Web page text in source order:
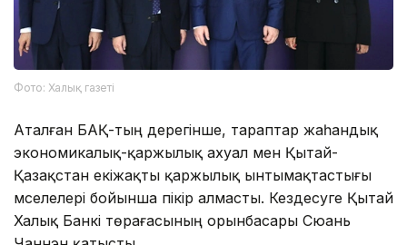
Фото: Халық газеті
Аталған БАҚ-тың дерегінше, тараптар жаһандық
экономикалық-қаржылық ахуал мен Қытай-
Қазақстан екіжақты қаржылық ынтымақтастығы
мәселелері бойынша пікір алмасты. Кездесуге Қытай
Халық Банкі төрағасының орынбасары Сюань